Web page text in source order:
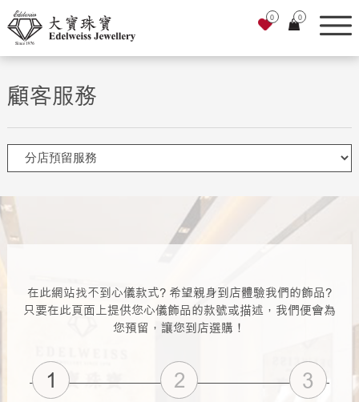
0 0
顧客服務
在此網站找不到心儀款式? 希望親身到店體驗我們的飾品?
只要在此頁面上提供您心儀飾品的款號或描述，我們便會為
您預留，讓您到店選購！
1 2 3